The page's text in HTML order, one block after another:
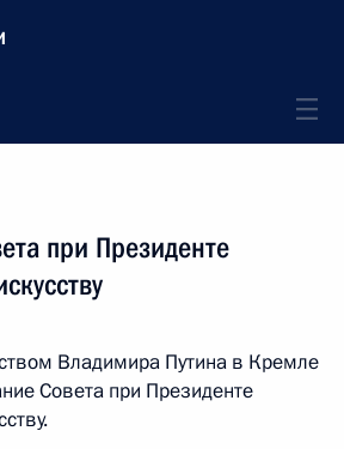
при Президенте
Владимира Путина в Кремле
Совета при Президенте